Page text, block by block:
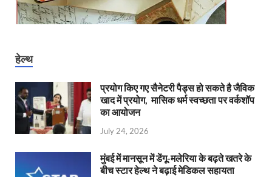
हेल्थ
प्रयोग किए गए सैनेटरी पैड्स हो सकते है जैविक
खाद में प्रयोग, मासिक धर्म स्वच्छता पर वर्कशॉप
का आयोजन
July 24, 2026
मुंबई में मानसून में डेंगू-मलेरिया के बढ़ते खतरे के
बीच स्टार हेल्थ ने बढ़ाई मेडिकल सहायता